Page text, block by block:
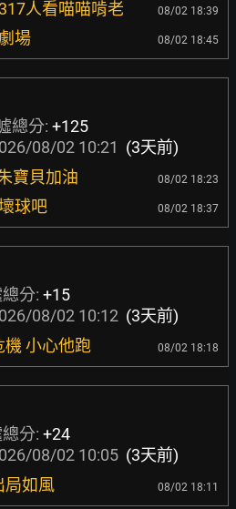
人看喵喵啃老 08/02 18:39
場 08/02 18:45
總分: +125
08/02 10:21 (3天前)
寶貝加油 08/02 18:23
球吧 08/02 18:37
分: +15
08/02 10:12 (3天前)
機 小心他跑 08/02 18:18
分: +24
08/02 10:05 (3天前)
局如風 08/02 18:11